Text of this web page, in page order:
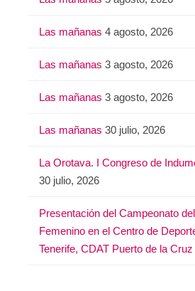
Las mañanas 4 agosto, 2026
Las mañanas 3 agosto, 2026
Las mañanas 3 agosto, 2026
Las mañanas 30 julio, 2026
La Orotava. I Congreso de
30 julio, 2026
Presentación del Campeonato
Femenino en el Centro de
Tenerife, CDAT Puerto de la Cruz